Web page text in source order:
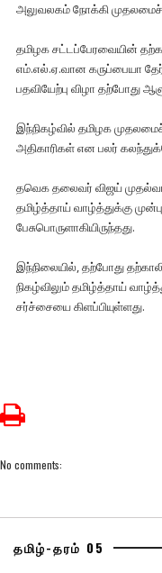
அலுவலகம் நோக்கி
தமிழக சட்டப்பேரவையின்
எம்.எல்.ஏ.வான கருப்பையா
பதவியேற்பு விழா தற்போது
இந்நிகழ்வில் தமிழக
அதிகாரிகள் என பலர்
தவெக தலைவர் விஜய்
தமிழ்த்தாய் வாழ்த்துக்கு
பேசுபொருளாகியிருந்தது.
இந்நிலையில், தற்போது
நிகழ்விலும் தமிழ்த்தாய்
சர்ச்சையை கிளப்பியுள்ளது.
No comments:
தமிழ்-தரம் 05